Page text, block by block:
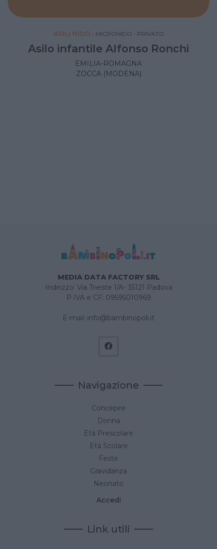
ASILI NIDO • MICRONIDO • PRIVATO
Asilo infantile Alfonso Ronchi
EMILIA-ROMAGNA
ZOCCA (MODENA)
MEDIA DATA FACTORY SRL
Indirizzo: Via Trieste 1/A- 35121 Padova
P.IVA e CF: 09595010969
E-mail: info@bambinopoli.it
Navigazione
Concepire
Donna
Età Prescolare
Età Scolare
Feste
Gravidanza
Neonato
Accedi
Link utili